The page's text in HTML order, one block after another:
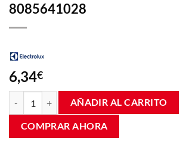
8085641028
6,34€
Bombilla Horno AEG EHBM Electrolux
AÑADIR AL CARRITO
COMPRAR AHORA